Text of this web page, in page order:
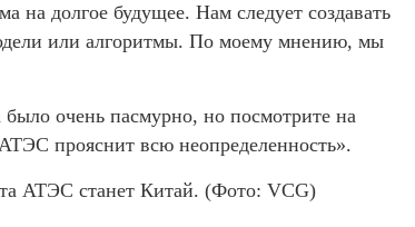
на долгое будущее. Нам следует создавать
или алгоритмы. По моему мнению, мы
очень пасмурно, но посмотрите на
прояснит всю неопределенность».
АТЭС станет Китай. (Фото: VCG)